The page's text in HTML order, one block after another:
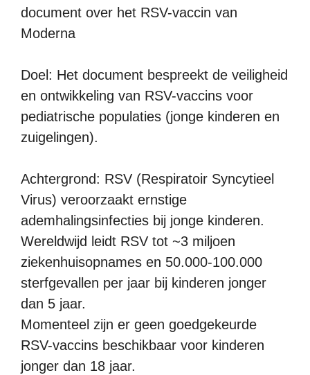
document over het RSV-vaccin van
Moderna
Doel: Het document bespreekt de veiligheid
en ontwikkeling van RSV-vaccins voor
pediatrische populaties (jonge kinderen en
zuigelingen).
Achtergrond: RSV (Respiratoir Syncytieel
Virus) veroorzaakt ernstige
ademhalingsinfecties bij jonge kinderen.
Wereldwijd leidt RSV tot ~3 miljoen
ziekenhuisopnames en 50.000-100.000
sterfgevallen per jaar bij kinderen jonger
dan 5 jaar.
Momenteel zijn er geen goedgekeurde
RSV-vaccins beschikbaar voor kinderen
jonger dan 18 jaar.